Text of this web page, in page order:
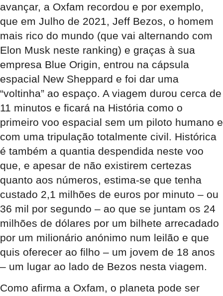
avançar, a Oxfam recordou e por exemplo,
que em Julho de 2021, Jeff Bezos, o homem
mais rico do mundo (que vai alternando com
Elon Musk neste ranking) e graças à sua
empresa Blue Origin, entrou na cápsula
espacial New Sheppard e foi dar uma
“voltinha” ao espaço. A viagem durou cerca de
11 minutos e ficará na História como o
primeiro voo espacial sem um piloto humano e
com uma tripulação totalmente civil. Histórica
é também a quantia despendida neste voo
que, e apesar de não existirem certezas
quanto aos números, estima-se que tenha
custado 2,1 milhões de euros por minuto – ou
36 mil por segundo – ao que se juntam os 24
milhões de dólares por um bilhete arrecadado
por um milionário anónimo num leilão e que
quis oferecer ao filho – um jovem de 18 anos
– um lugar ao lado de Bezos nesta viagem.
Como afirma a Oxfam, o planeta pode ser